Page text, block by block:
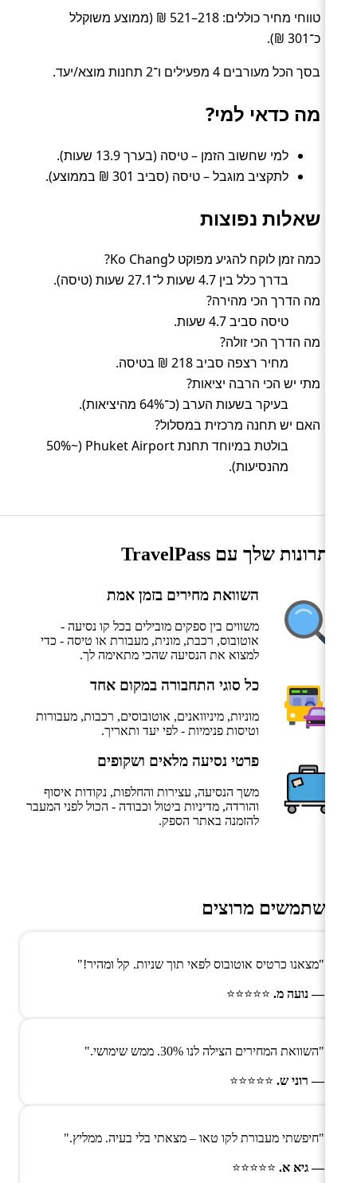
טווחי מחיר כוללים: 218–521 ₪ (ממוצע משוקלל
כ־301 ₪).
בסך הכל מעורבים 4 מפעילים ו־2 תחנות מוצא/יעד.
מה כדאי למי?
למי שחשוב הזמן – טיסה (בערך 13.9 שעות).
לתקציב מוגבל – טיסה (סביב 301 ₪ בממוצע).
שאלות נפוצות
כמה זמן לוקח להגיע מפוקט לKo Chang?
בדרך כלל בין 4.7 שעות ל־27.1 שעות (טיסה).
מה הדרך הכי מהירה?
טיסה סביב 4.7 שעות.
מה הדרך הכי זולה?
מחיר רצפה סביב 218 ₪ בטיסה.
מתי יש הכי הרבה יציאות?
בעיקר בשעות הערב (כ־64% מהיציאות).
האם יש תחנה מרכזית במסלול?
בולטת במיוחד תחנת Phuket Airport (~50%
מהנסיעות).
היתרונות שלך עם TravelPass
השוואת מחירים בזמן אמת
משווים בין ספקים מובילים בכל קו נסיעה -
אוטובוס, רכבת, מונית, מעבורת או טיסה - כדי
למצוא את הנסיעה שהכי מתאימה לך.
כל סוגי התחבורה במקום אחד
מוניות, מיניוואנים, אוטובוסים, רכבות, מעבורות
וטיסות פנימיות - לפי יעד ותאריך.
פרטי נסיעה מלאים ושקופים
משך הנסיעה, עצירות והחלפות, נקודות איסוף
והורדה, מדיניות ביטול וכבודה - הכול לפני המעבר
להזמנה באתר הספק.
משתמשים מרוצים
"מצאנו כרטיס אוטובוס לפאי תוך שניות. קל ומהיר!"
— נועה מ. ⭐⭐⭐⭐⭐
"השוואת המחירים הצילה לנו 30%. ממש שימושי."
— רוני ש. ⭐⭐⭐⭐⭐
"חיפשתי מעבורת לקו טאו – מצאתי בלי בעיה. ממליץ."
— גיא א. ⭐⭐⭐⭐⭐